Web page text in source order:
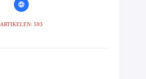
ARTIKELEN: 593